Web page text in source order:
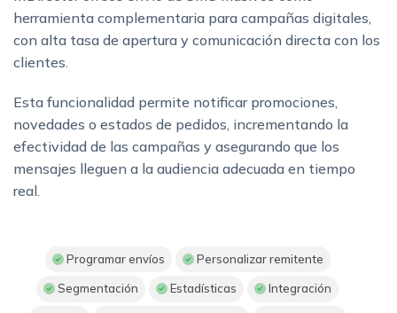
herramienta complementaria para campañas digitales,
con alta tasa de apertura y comunicación directa con los
clientes.
Esta funcionalidad permite notificar promociones,
novedades o estados de pedidos, incrementando la
efectividad de las campañas y asegurando que los
mensajes lleguen a la audiencia adecuada en tiempo
real.
Programar envíos Personalizar remitente
Segmentación Estadísticas Integración